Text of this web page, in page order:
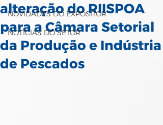
NOVIDADES DO EXPOSITOR
NOTÍCIAS DO SETOR
alteração do RIISPOA
para a Câmara Setorial
da Produção e Indústria
de Pescados